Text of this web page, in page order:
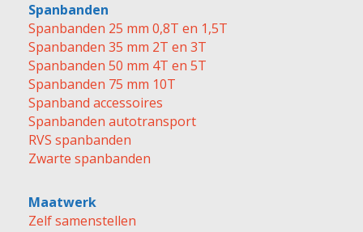
Spanbanden
Spanbanden 25 mm 0,8T en 1,5T
Spanbanden 35 mm 2T en 3T
Spanbanden 50 mm 4T en 5T
Spanbanden 75 mm 10T
Spanband accessoires
Spanbanden autotransport
RVS spanbanden
Zwarte spanbanden
Maatwerk
Zelf samenstellen